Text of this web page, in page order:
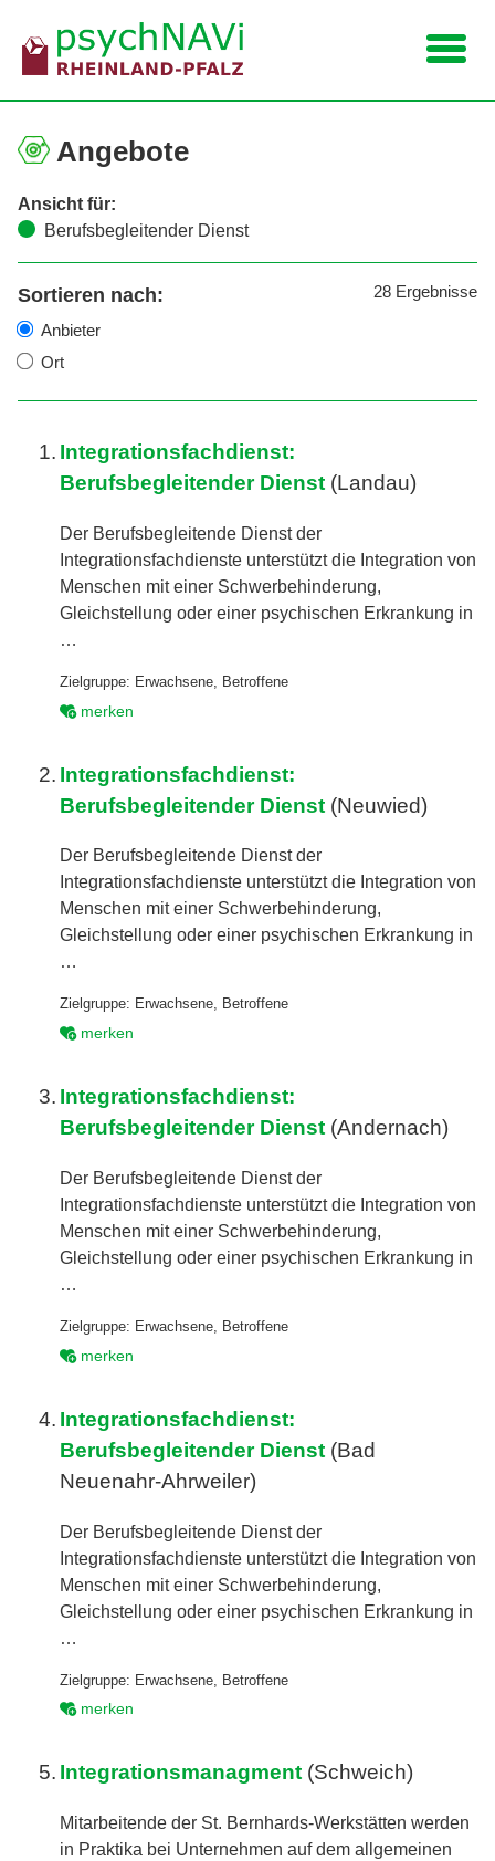
Navigation
Angebote
Ansicht für:
Berufsbegleitender Dienst
Sortieren nach:
Anbieter
Ort
28 Ergebnisse
1. Integrationsfachdienst:
Berufsbegleitender Dienst (Landau)
Der Berufsbegleitende Dienst der
Integrationsfachdienste unterstützt die Integration von
Menschen mit einer Schwerbehinderung,
Gleichstellung oder einer psychischen Erkrankung in
…
Zielgruppe: Erwachsene Betroffene
merken
2. Integrationsfachdienst:
Berufsbegleitender Dienst (Neuwied)
Der Berufsbegleitende Dienst der
Integrationsfachdienste unterstützt die Integration von
Menschen mit einer Schwerbehinderung,
Gleichstellung oder einer psychischen Erkrankung in
…
Zielgruppe: Erwachsene, Betroffene
merken
3. Integrationsfachdienst:
Berufsbegleitender Dienst (Andernach)
Der Berufsbegleitende Dienst der
Integrationsfachdienste unterstützt die Integration von
Menschen mit einer Schwerbehinderung,
Gleichstellung oder einer psychischen Erkrankung in
…
Zielgruppe: Erwachsene
Betroffene
merken
4. Integrationsfachdienst:
Berufsbegleitender Dienst (Bad
Neuenahr-Ahrweiler)
Der Berufsbegleitende Dienst der
Integrationsfachdienste unterstützt die Integration von
Menschen mit einer Schwerbehinderung,
Gleichstellung oder einer psychischen Erkrankung in
…
Zielgruppe: Erwachsene Betroffene
merken
5. Integrationsmanagment (Schweich)
Mitarbeitende der St. Bernhards-Werkstätten werden
in Praktika bei Unternehmen auf dem allgemeinen